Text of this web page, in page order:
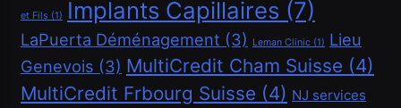
Financement
Demander un crédit de 40000 CHF
Mars 3, 2026
et Fils (1) Implants Capillaires (7)
LaPuerta Déménagement (3) Leman Clinic (1) Lieu
Genevois (3) MultiCredit Cham Suisse (4)
MultiCredit Frbourg Suisse (4) NJ services